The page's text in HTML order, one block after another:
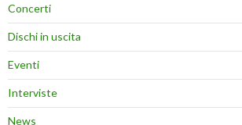
Concerti
Dischi in uscita
Eventi
Interviste
News